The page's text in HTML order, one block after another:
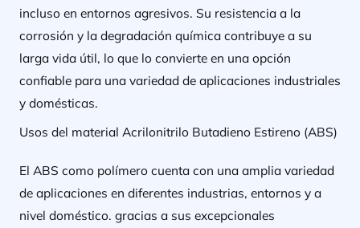
incluso en entornos agresivos. Su resistencia a la
corrosión y la degradación química contribuye a su
larga vida útil, lo que lo convierte en una opción
confiable para una variedad de aplicaciones industriales
y domésticas.
Usos del material Acrilonitrilo Butadieno Estireno (ABS)
El ABS como polímero cuenta con una amplia variedad
de aplicaciones en diferentes industrias, entornos y a
nivel doméstico. gracias a sus excepcionales